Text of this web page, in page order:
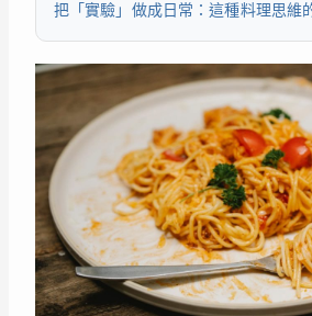
把「實驗」做成日常：這種料理思維